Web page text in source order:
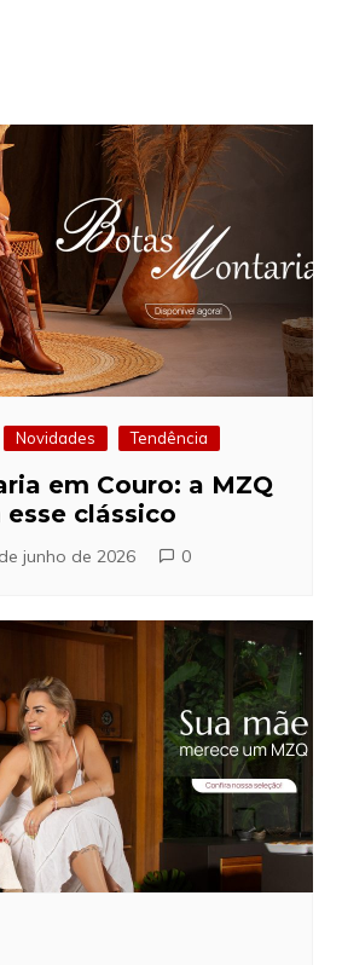
Novidades Tendência
em Couro: a MZQ
clássico
junho de 2026 0